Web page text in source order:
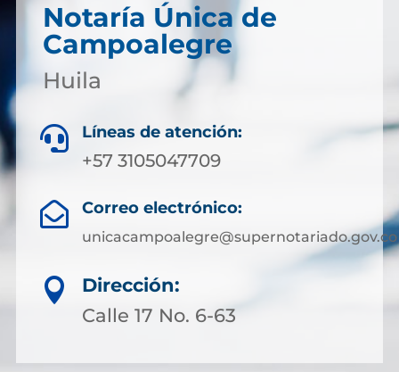
Notaría Única de
Campoalegre
Huila
 Líneas de atención:
+57 3105047709
 Correo electrónico:
unicacampoalegre@supernotariado.gov.co

Dirección:
Calle 17 No. 6-63